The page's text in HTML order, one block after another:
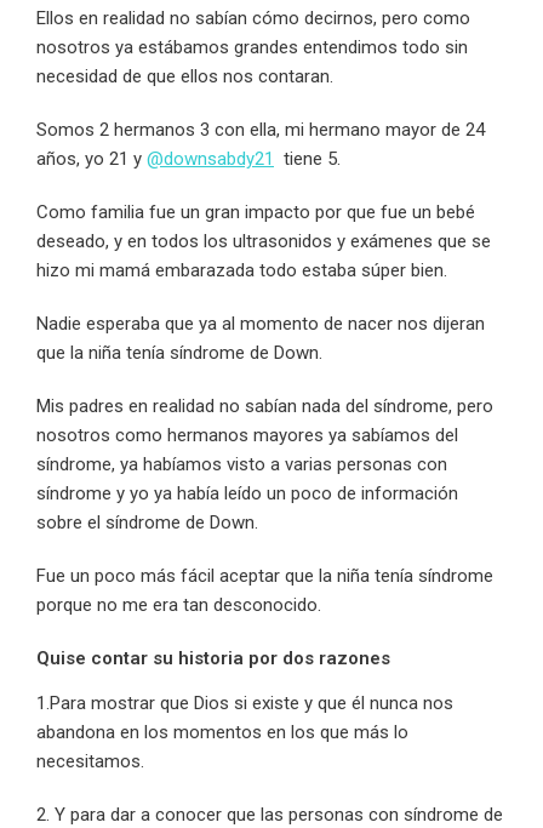
Ellos en realidad no sabían cómo decirnos, pero como
nosotros ya estábamos grandes entendimos todo sin
necesidad de que ellos nos contaran.
Somos 2 hermanos 3 con ella, mi hermano mayor de 24
años, yo 21 y @downsabdy21 tiene 5.
Como familia fue un gran impacto por que fue un bebé
deseado, y en todos los ultrasonidos y exámenes que se
hizo mi mamá embarazada todo estaba súper bien.
Nadie esperaba que ya al momento de nacer nos dijeran
que la niña tenía síndrome de Down.
Mis padres en realidad no sabían nada del síndrome, pero
nosotros como hermanos mayores ya sabíamos del
síndrome, ya habíamos visto a varias personas con
síndrome y yo ya había leído un poco de información
sobre el síndrome de Down.
Fue un poco más fácil aceptar que la niña tenía síndrome
porque no me era tan desconocido.
Quise contar su historia por dos razones
1.Para mostrar que Dios si existe y que él nunca nos
abandona en los momentos en los que más lo
necesitamos.
2. Y para dar a conocer que las personas con síndrome de